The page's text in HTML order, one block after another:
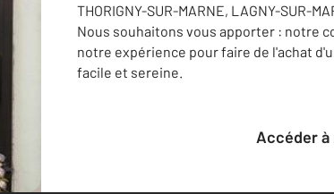
THORIGNY-SUR-MARNE, LAGNY-SUR-
Nous souhaitons vous apporter : notre
notre expérience pour faire de l'achat
facile et sereine.
Accéder